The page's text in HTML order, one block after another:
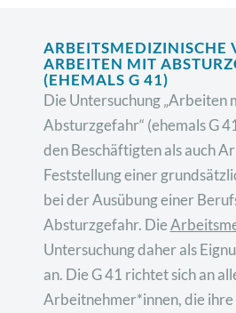
ARBEITSMEDIZINISCHE
ARBEITEN MIT
(EHEMALS G 41)
Die Untersuchung „Arbeiten
Absturzgefahr“ (ehemals G
den Beschäftigten als auch
Feststellung einer
bei der Ausübung einer
Absturzgefahr. Die
Untersuchung daher als
an. Die G 41 richtet sich an
Arbeitnehmer*innen, die